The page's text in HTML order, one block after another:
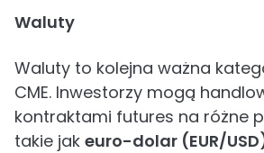
Waluty
Waluty to kolejna ważna
CME. Inwestorzy mogą
kontraktami futures na różne
takie jak euro-dolar (EUR/